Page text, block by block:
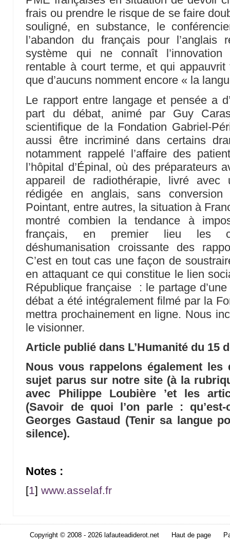
frais ou prendre le risque de se faire
souligné, en substance, le
l’abandon du français pour l’anglais
système qui ne connaît l’innovation
rentable à court terme, et qui
que d’aucuns nomment encore « la
Le rapport entre langage et pensée a
part du débat, animé par Guy
scientifique de la Fondation Gabriel-
aussi être incriminé dans certains
notamment rappelé l’affaire des
l’hôpital d’Épinal, où des préparateurs
appareil de radiothérapie, livré avec
rédigée en anglais, sans
Pointant, entre autres, la situation à
montré combien la tendance à
français, en premier lieu les
déshumanisation croissante des
C’est en tout cas une façon de
en attaquant ce qui constitue le lien
République française : le partage
débat a été intégralement filmé par la
mettra prochainement en ligne. Nous
le visionner.
Article publié dans L’Humanité du 15
Nous vous rappelons également
sujet parus sur notre site (à la
avec Philippe Loubière ’et les
(Savoir de quoi l’on parle :
Georges Gastaud (Tenir sa langue
silence).
Notes :
[1]www.asselaf.fr
Copyright © 2008 - 2026 lafauteadiderot.net Haut de page